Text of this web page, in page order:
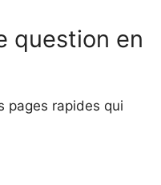
question en
pages rapides qui